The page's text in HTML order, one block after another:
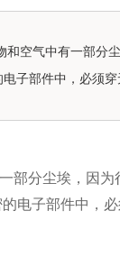
和空气中有一部分
子部件中，必须
部分尘埃，因
电子部件中，